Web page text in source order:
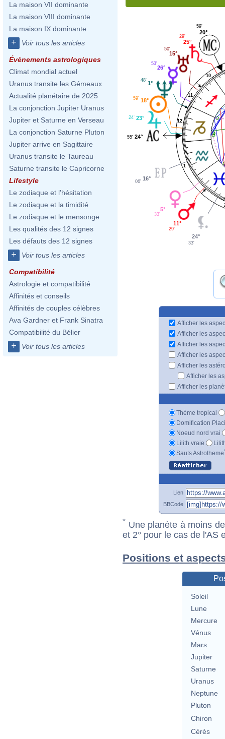
La maison VII dominante
La maison VIII dominante
La maison IX dominante
+ Voir tous les articles
Évènements astrologiques
Climat mondial actuel
Uranus transite les Gémeaux
Actualité planétaire de 2025
La conjonction Jupiter Uranus
Jupiter et Saturne en Verseau
La conjonction Saturne Pluton
Jupiter arrive en Sagittaire
Uranus transite le Taureau
Saturne transite le Capricorne
Lifestyle
Le zodiaque et l'hésitation
Le zodiaque et la timidité
Le zodiaque et le mensonge
Les qualités des 12 signes
Les défauts des 12 signes
+ Voir tous les articles
Compatibilité
Astrologie et compatibilité
Affinités et conseils
Affinités de couples célèbres
Ava Gardner et Frank Sinatra
Compatibilité du Bélier
+ Voir tous les articles
1
10
11
12
20°
59'
25°
29'
15°
50'
26°
53'
1°
48'
18°
59'
23°
24'
24°
55'
16°
06'
5°
33'
11°
29'
24°
33'
Afficher les
Afficher les
Afficher les
Afficher les
Afficher les
Afficher les
Afficher les
Thème tropical
Domification
Noeud nord vrai
Lilith vraie
Sauts Astrotheme
Lien
BBCode
* Une planète à moins
et 2° pour le cas de l'AS
Positions et
Soleil
Lune
Mercure
Vénus
Mars
Jupiter
Saturne
Uranus
Neptune
Pluton
Chiron
Cérès